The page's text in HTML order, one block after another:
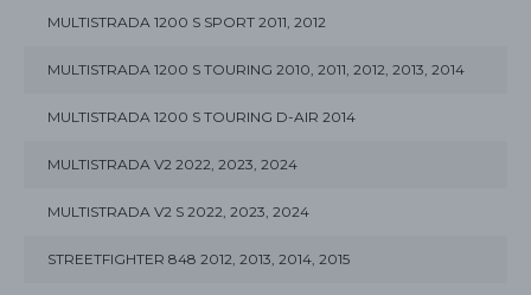
MULTISTRADA 1200 S SPORT 2011, 2012
MULTISTRADA 1200 S TOURING 2010, 2011, 2012, 2013, 2014
MULTISTRADA 1200 S TOURING D-AIR 2014
MULTISTRADA V2 2022, 2023, 2024
MULTISTRADA V2 S 2022, 2023, 2024
STREETFIGHTER 848 2012, 2013, 2014, 2015